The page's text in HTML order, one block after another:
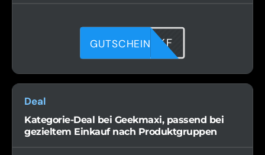
TUKJYCKKF
GUTSCHEIN
Deal
Kategorie-Deal bei Geekmaxi, passend bei
gezieltem Einkauf nach Produktgruppen